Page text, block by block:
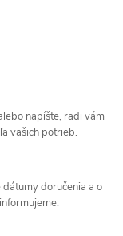
napíšte, radi vám
vašich potrieb.
dátumy doručenia a o